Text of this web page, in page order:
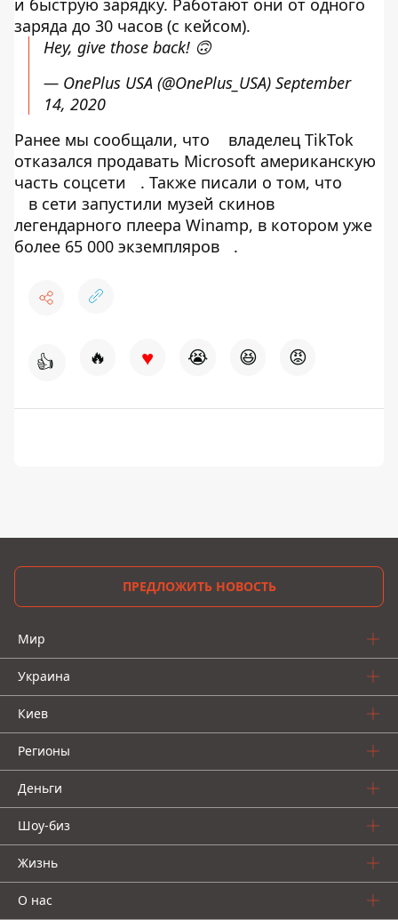
и быструю зарядку. Работают они от одного
заряда до 30 часов (с кейсом).
Hey, give those back! 🙃
— OnePlus USA (@OnePlus_USA) September
14, 2020
Ранее мы сообщали, что
владелец TikTok
отказался продавать Microsoft американскую
часть соцсети
. Также писали о том, что
в сети запустили музей скинов
легендарного плеера Winamp, в котором уже
более 65 000 экземпляров
.
👍 🔥 ♥ 😭 😆 😡
ПРЕДЛОЖИТЬ НОВОСТЬ
Мир
Украина
Киев
Регионы
Деньги
Шоу-биз
Жизнь
О нас